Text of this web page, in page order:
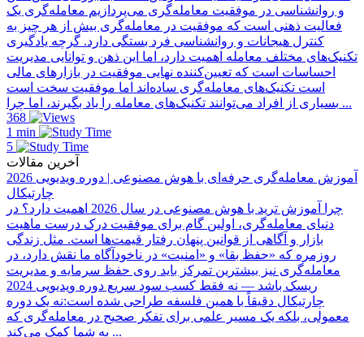
و روانشناسی در موفقیت معامله‌گری می‌پردازیم معامله‌گری یک
فعالیت ذهنی است که موفقیت در معامله‌گری بیش از هر چیز به
کنترل هیجانات و روانشناسی فرد بستگی دارد. گرچه یادگیری
تکنیک‌های مختلف معامله اهمیت دارد، اما این ذهن و توانایی مدیریت
احساسات است که تعیین‌کننده نهایی موفقیت در بازارهای مالی
است تکنیک‌های معامله‌گری ساده‌اند اما موفقیت سخت است
بسیاری از افراد می‌توانند تکنیک‌های معامله را یاد بگیرند، اما چرا ...
368
1 min
5
آخرین مقالات
آموزش معامله‌گری حرفه‌ای با هوش مصنوعی | دوره ویدیویی 2026
چارتیکال
چرا آموزش ترید با هوش مصنوعی در سال 2026 اهمیت دارد؟ در
دنیای معامله‌گری، اولین گام برای موفقیت درک درست ماهیت
بازار و آگاهی از قوانین پنهان رفتار قیمت‌ها است. مثل زندگی
روزمره که «حفظ بقا» و «امنیت» در ناخودآگاه ما نقش دارد، در
معامله‌گری نیز بیشترین تمرکز باید روی حفظ سرمایه و مدیریت
ریسک باشد — نه فقط کسب سود سریع دوره ویدیویی 2024
چارتیکال دقیقاً با همین فلسفه طراحی شده است:نه یک دوره
معمولی، بلکه یک مسیر علمی برای تفکر صحیح در معامله‌گری که
به شما کمک می‌کند ...